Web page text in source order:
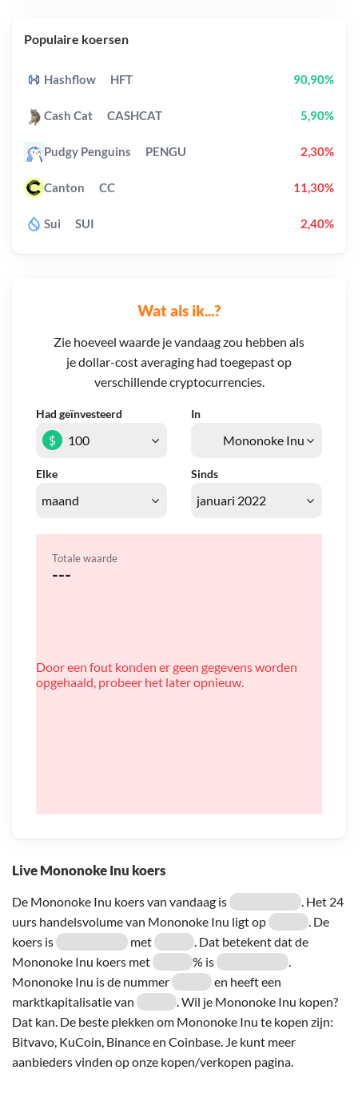
Live Mononoke Inu koers
De Mononoke Inu koers van vandaag is
. Het 24
uurs handelsvolume van Mononoke Inu ligt op
. De
koers is
met
. Dat betekent dat de
Mononoke Inu koers met
% is
.
Mononoke Inu is de nummer
en heeft een
marktkapitalisatie van
. Wil je Mononoke Inu kopen?
Dat kan. De beste plekken om Mononoke Inu te kopen zijn:
Bitvavo, KuCoin, Binance en Coinbase. Je kunt meer
aanbieders vinden op onze kopen/verkopen pagina.
Wat als ik...?
Zie hoeveel waarde je vandaag zou hebben als
je dollar-cost averaging had toegepast op
verschillende cryptocurrencies.
Had geïnvesteerd In
Elke Sinds
$
Totale waarde
---
Door een fout konden er geen gegevens worden
opgehaald, probeer het later opnieuw.
Populaire koersen
Hashflow HFT 90,90%
Cash Cat CASHCAT 5,90%
Pudgy Penguins PENGU 2,30%
Canton CC 11,30%
Sui SUI 2,40%